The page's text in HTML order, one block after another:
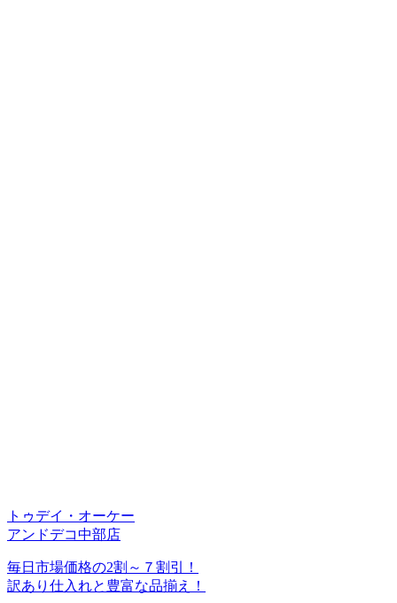
トゥデイ・オーケー
アンドデコ中部店
毎日市場価格の2割～７割引！
訳あり仕入れと豊富な品揃え！